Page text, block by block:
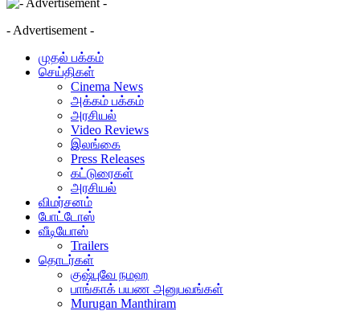
- Advertisement -
முதல் பக்கம்
செய்திகள்
Cinema News
அக்கம் பக்கம்
அரசியல்
Video Reviews
இலங்கை
Press Releases
கட்டுரைகள்
அரசியல்
விமர்சனம்
போட்டோஸ்
வீடியோஸ்
Trailers
தொடர்கள்
குஷ்புவே நமஹ
பாங்காக் பயண அனுபவங்கள்
Murugan Manthiram